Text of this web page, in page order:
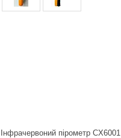
Інфрачервоний пірометр